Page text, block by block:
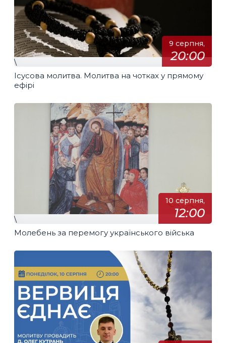
9 серпня,
20:00
\
Ісусова молитва. Молитва на чотках у прямому
ефірі
10 серпня,
12:00
\
Молебень за перемогу українського війська